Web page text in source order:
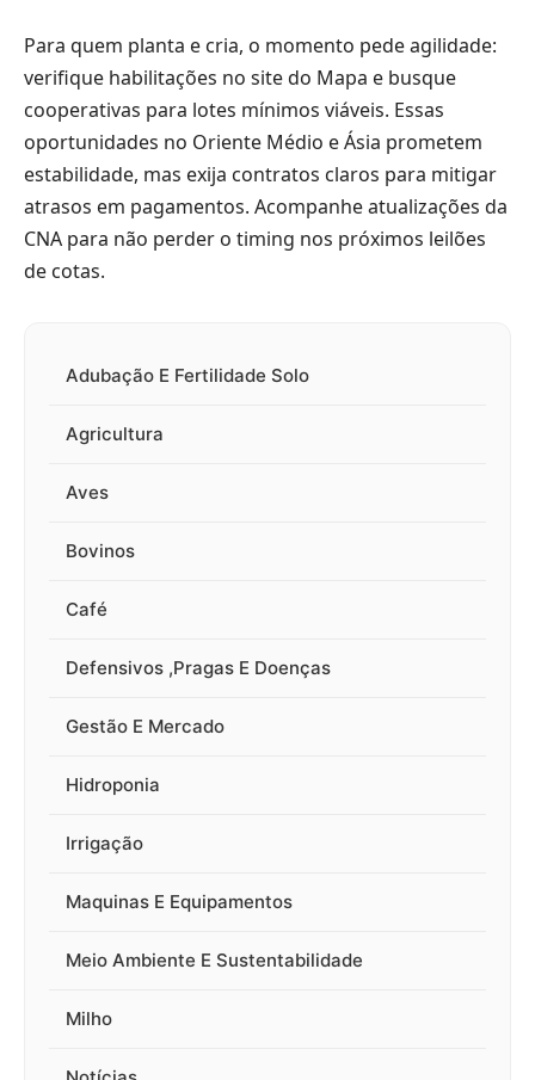
Para quem planta e cria, o momento pede agilidade:
verifique habilitações no site do Mapa e busque
cooperativas para lotes mínimos viáveis. Essas
oportunidades no Oriente Médio e Ásia prometem
estabilidade, mas exija contratos claros para mitigar
atrasos em pagamentos. Acompanhe atualizações da
CNA para não perder o timing nos próximos leilões
de cotas.
Adubação E Fertilidade Solo
Agricultura
Aves
Bovinos
Café
Defensivos ,Pragas E Doenças
Gestão E Mercado
Hidroponia
Irrigação
Maquinas E Equipamentos
Meio Ambiente E Sustentabilidade
Milho